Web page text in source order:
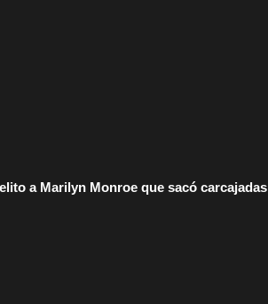
a Marilyn Monroe que sacó carcajadas